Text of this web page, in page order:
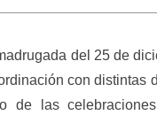
del 25 de
con distintas
de las